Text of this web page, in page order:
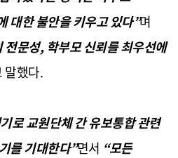
대한 불안을 키우고 있다”며
전문성, 학부모 신뢰를 최우선에
말했다.
로 교원단체 간 유보통합 관련
를 기대한다”면서 “모든